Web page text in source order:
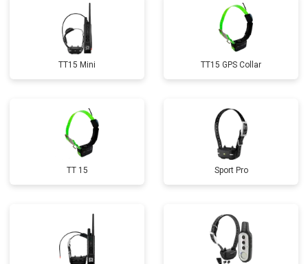
TT15 Mini TT15 GPS Collar
TT 15 Sport Pro